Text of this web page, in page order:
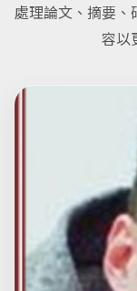
處理論文、摘要、
容以